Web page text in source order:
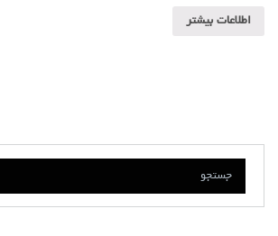
اطلاعات بیشتر